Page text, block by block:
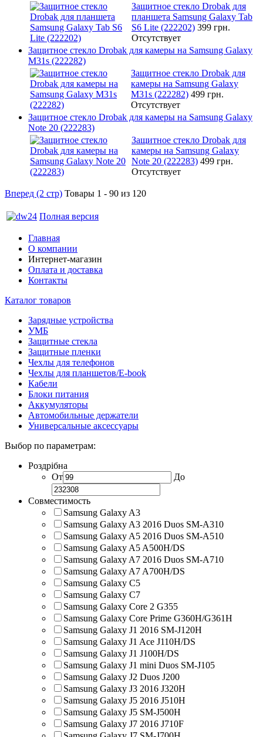
Защитное стекло Drobak для
планшета Samsung Galaxy Tab
S6 Lite (222202) 399 грн.
Отсутствует
Защитное стекло Drobak для камеры на Samsung Galaxy
M31s (222282)
Защитное стекло Drobak для
камеры на Samsung Galaxy
M31s (222282) 499 грн.
Отсутствует
Защитное стекло Drobak для камеры на Samsung Galaxy
Note 20 (222283)
Защитное стекло Drobak для
камеры на Samsung Galaxy
Note 20 (222283) 499 грн.
Отсутствует
Вперед (2 стр) Товары 1 - 90 из 120
Полная версия
Главная
О компании
Интернет-магазин
Оплата и доставка
Контакты
Каталог товаров
Зарядные устройства
УМБ
Защитные стекла
Защитные пленки
Чехлы для телефонов
Чехлы для планшетов/E-book
Кабели
Блоки питания
Аккумуляторы
Автомобильные держатели
Универсальные аксессуары
Выбор по параметрам:
Роздрібна
От
До
Совместимость
Samsung Galaxy A3
Samsung Galaxy A3 2016 Duos SM-A310
Samsung Galaxy A5 2016 Duos SM-A510
Samsung Galaxy A5 A500H/DS
Samsung Galaxy A7 2016 Duos SM-A710
Samsung Galaxy A7 A700H/DS
Samsung Galaxy C5
Samsung Galaxy C7
Samsung Galaxy Core 2 G355
Samsung Galaxy Core Prime G360H/G361H
Samsung Galaxy J1 2016 SM-J120H
Samsung Galaxy J1 Ace J110H/DS
Samsung Galaxy J1 J100H/DS
Samsung Galaxy J1 mini Duos SM-J105
Samsung Galaxy J2 Duos J200
Samsung Galaxy J3 2016 J320H
Samsung Galaxy J5 2016 J510H
Samsung Galaxy J5 SM-J500H
Samsung Galaxy J7 2016 J710F